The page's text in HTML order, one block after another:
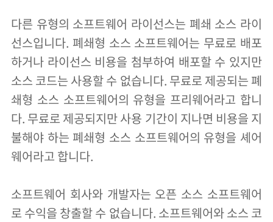
다른 유형의 소프트웨어 라이선스는 폐쇄 소스 라이
선스입니다. 폐쇄형 소스 소프트웨어는 무료로 배포
하거나 라이선스 비용을 첨부하여 배포할 수 있지만
소스 코드는 사용할 수 없습니다. 무료로 제공되는 폐
쇄형 소스 소프트웨어의 유형을 프리웨어라고 합니
다. 무료로 제공되지만 사용 기간이 지나면 비용을 지
불해야 하는 폐쇄형 소스 소프트웨어의 유형을 셰어
웨어라고 합니다.
소프트웨어 회사와 개발자는 오픈 소스 소프트웨어
로 수익을 창출할 수 없습니다. 소프트웨어와 소스 코